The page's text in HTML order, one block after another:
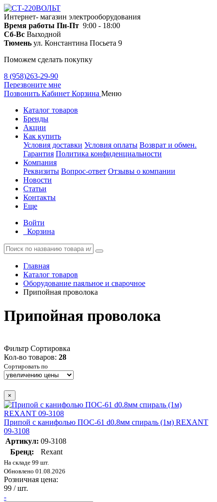
Интернет- магазин электрооборудования
Время работы Пн-Пт 9:00 - 18:00
Сб-Вс Выходной
Тюмень ул. Константина Посьета 9
Поможем сделать покупку
8 (958)263-29-90
Перезвоните мне
Позвонить Кабинет Корзина Меню
Каталог товаров
Бренды
Акции
Как купить
Условия доставки Условия оплаты Возврат и обмен.
Гарантия Политика конфиденциальности
Компания
Реквизиты Вопрос-ответ Отзывы о компании
Новости
Статьи
Контакты
Еще
Войти
Корзина
Главная
Каталог товаров
Оборудование паяльное и сварочное
Припойная проволока
Припойная проволока
Фильтр Сортировка
Кол-во товаров: 28
Сортировать по
×
Припой с канифолью ПОС-61 d0.8мм спираль (1м) REXANT
09-3108
Артикул: 09-3108
Бренд:
Rexant
На складе 99 шт.
Обновлено 01.08.2026
Розничная цена:
99 / шт.
-